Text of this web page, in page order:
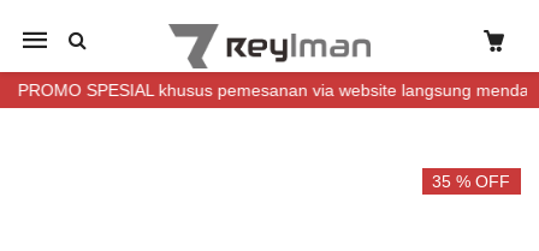
Mobile
navigation
SPESIAL khusus pemesanan via website langsung
35 % OFF